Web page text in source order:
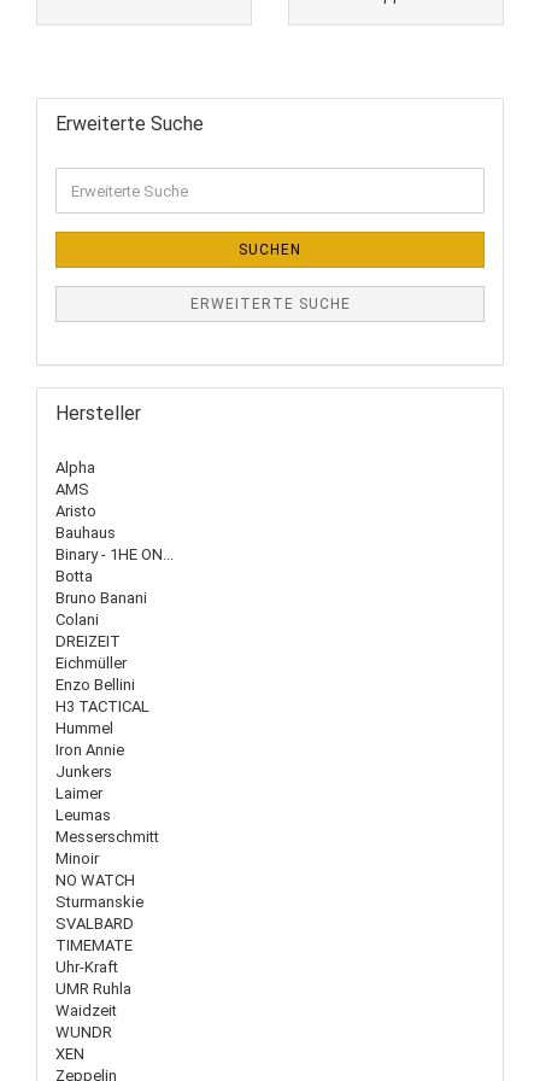
Erweiterte Suche
SUCHEN
ERWEITERTE SUCHE
Hersteller
Alpha
AMS
Aristo
Bauhaus
Binary - 1HE ON...
Botta
Bruno Banani
Colani
DREIZEIT
Eichmüller
Enzo Bellini
H3 TACTICAL
Hummel
Iron Annie
Junkers
Laimer
Leumas
Messerschmitt
Minoir
NO WATCH
Sturmanskie
SVALBARD
TIMEMATE
Uhr-Kraft
UMR Ruhla
Waidzeit
WUNDR
XEN
Zeppelin